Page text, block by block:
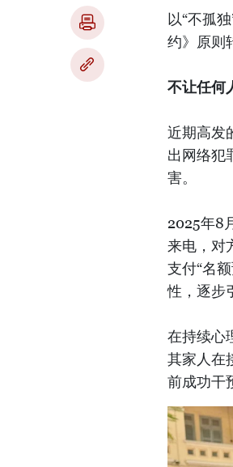
以“不孤
约》原则
不让任何
近期高发
出网络犯
害。
2025年8
来电，对
支付“名
性，逐步
在持续心
其家人在
前成功干